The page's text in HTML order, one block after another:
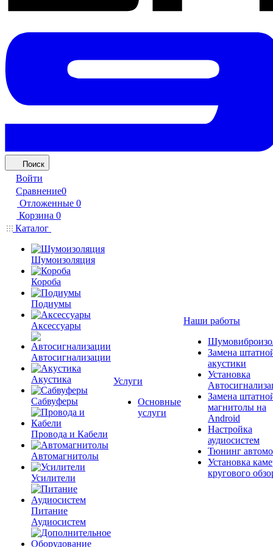
Поиск
Войти
Сравнение0
Отложенные 0
Корзина 0
Каталог
Шумоизоляция
Короба
Подиумы
Аксессуары
Автосигнализации
Акустика
Сабвуферы
Провода и Кабели
Автомагнитолы
Усилители
Питание
Аудиосистем
Услуги
Основные
услуги
Наши работы
Замена
акустики
Установка
Замена
магнитолы на
Android
Настройка
аудиосистем
Тюнинг
Установка
кругового